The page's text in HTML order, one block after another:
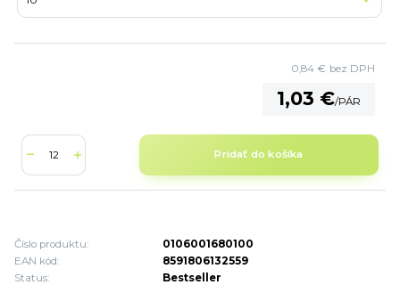
1,03 €/PÁR
0,84 € bez DPH
Pridať do košíka
Číslo produktu:
0106001680100
EAN kód:
8591806132559
Status:
Bestseller